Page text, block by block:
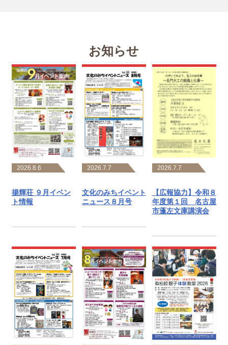
お知らせ
2026.8.6
揚輝荘 ９月イベン
ト情報
2026.7.7
文化のみちイベント
ニュース８月号
2026.7.7
【広報協力】令和８
年度第１回 名古屋
市蓬左文庫講演会